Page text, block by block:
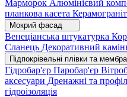
Марморок Алюмінієвий
планкова касета Керамограніт
Мокрий фасад
Венеціанська штукатурка
Сланець Декоративний
Підпокрівельні плівки та
Гідробар'єр Паробар'єр
аксесуари Дренажні та
гідроізоляція